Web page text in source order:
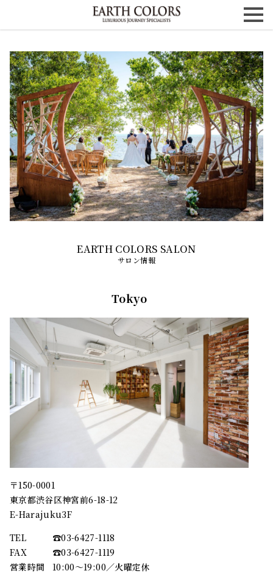
サロン情報
Tokyo
〒150-0001
東京都渋谷区神宮前6-18-12
E-Harajuku3F
TEL
☎︎03-6427-1118
FAX
☎︎03-6427-1119
営業時間
10:00～19:00／火曜定休